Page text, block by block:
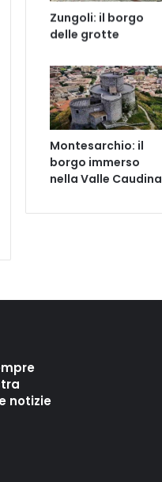
Zungoli: il borgo
delle grotte
Montesarchio: il
borgo immerso
nella Valle Caudina
notizie